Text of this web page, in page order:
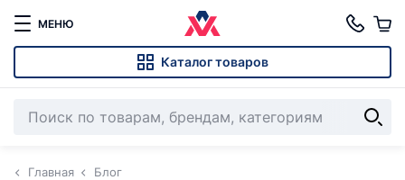
МЕНЮ
Каталог товаров
Главная Блог